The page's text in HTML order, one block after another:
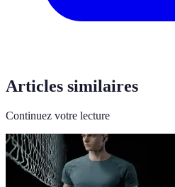
Articles similaires
Continuez votre lecture